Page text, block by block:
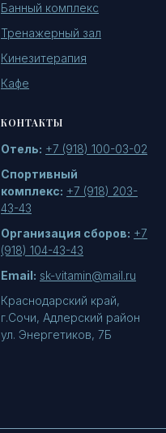
Банный комплекс
Тренажерный зал
Кинезитерапия
Кафе
КОНТАКТЫ
Отель: +7 (918) 100-03-02
Спортивный
комплекс: +7 (918) 203-
43-43
Организация сборов: +7
(918) 104-43-43
Email: sk-vitamin@mail.ru
Краснодарский край,
г.Сочи, Адлерский район
ул. Энергетиков, 7Б